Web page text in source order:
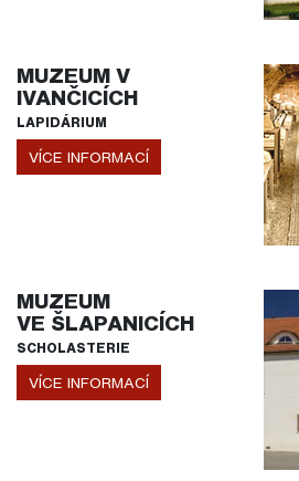
MUZEUM V
IVANČICÍCH
LAPIDÁRIUM
VÍCE INFORMACÍ
MUZEUM
VE ŠLAPANICÍCH
SCHOLASTERIE
VÍCE INFORMACÍ